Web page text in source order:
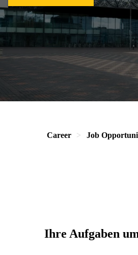
Career Job
Ihre Aufgaben